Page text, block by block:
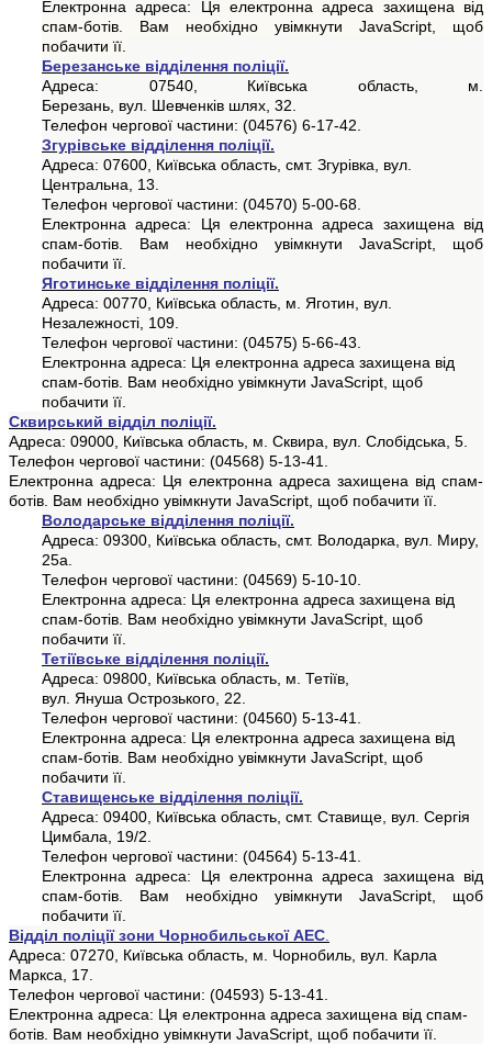
Електронна адреса: Ця електронна адреса захищена від
спам-ботів. Вам необхідно увімкнути JavaScript, щоб
побачити її.
Березанське відділення поліції.
Адреса: 07540, Київська область, м.
Березань, вул. Шевченків шлях, 32.
Телефон чергової частини: (04576) 6-17-42.
Згурівське відділення поліції.
Адреса: 07600, Київська область, смт. Згурівка, вул.
Центральна, 13.
Телефон чергової частини: (04570) 5-00-68.
Електронна адреса: Ця електронна адреса захищена від
спам-ботів. Вам необхідно увімкнути JavaScript, щоб
побачити її.
Яготинське відділення поліції.
Адреса: 00770, Київська область, м. Яготин, вул.
Незалежності, 109.
Телефон чергової частини: (04575) 5-66-43.
Електронна адреса: Ця електронна адреса захищена від
спам-ботів. Вам необхідно увімкнути JavaScript, щоб
побачити її.
Сквирський відділ поліції.
Адреса: 09000, Київська область, м. Сквира, вул. Слобідська, 5.
Телефон чергової частини: (04568) 5-13-41.
Електронна адреса: Ця електронна адреса захищена від спам-
ботів. Вам необхідно увімкнути JavaScript, щоб побачити її.
Володарське відділення поліції.
Адреса: 09300, Київська область, смт. Володарка, вул. Миру,
25а.
Телефон чергової частини: (04569) 5-10-10.
Електронна адреса: Ця електронна адреса захищена від
спам-ботів. Вам необхідно увімкнути JavaScript, щоб
побачити її.
Тетіївське відділення поліції.
Адреса: 09800, Київська область, м. Тетіїв,
вул. Януша Острозького, 22.
Телефон чергової частини: (04560) 5-13-41.
Електронна адреса: Ця електронна адреса захищена від
спам-ботів. Вам необхідно увімкнути JavaScript, щоб
побачити її.
Ставищенське відділення поліції.
Адреса: 09400, Київська область, смт. Ставище, вул. Сергія
Цимбала, 19/2.
Телефон чергової частини: (04564) 5-13-41.
Електронна адреса: Ця електронна адреса захищена від
спам-ботів. Вам необхідно увімкнути JavaScript, щоб
побачити її.
Відділ поліції зони Чорнобильської АЕС.
Адреса: 07270, Київська область, м. Чорнобиль, вул. Карла
Маркса, 17.
Телефон чергової частини: (04593) 5-13-41.
Електронна адреса: Ця електронна адреса захищена від спам-
ботів. Вам необхідно увімкнути JavaScript, щоб побачити її.